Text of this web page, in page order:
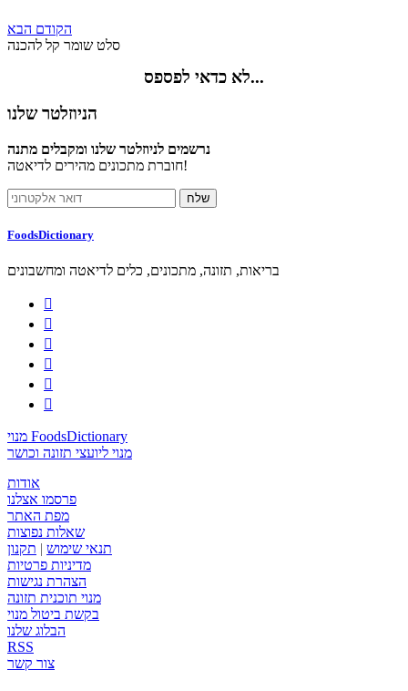
הקודם הבא
סלט שומר קל להכנה
לא כדאי לפספס...
הניוזלטר שלנו
נרשמים לניוזלטר שלנו ומקבלים מתנה
חוברת מתכונים מהירים לדיאטה!
FoodsDictionary
בריאות, תזונה, מתכונים, כלים לדיאטה ומחשבונים






מנוי FoodsDictionary
מנוי ליועצי תזונה וכושר
אודות
פרסמו אצלנו
מפת האתר
שאלות נפוצות
תנאי שימוש | תקנון
מדיניות פרטיות
הצהרת נגישות
מנוי תוכנית תזונה
בקשת ביטול מנוי
הבלוג שלנו
RSS
צור קשר